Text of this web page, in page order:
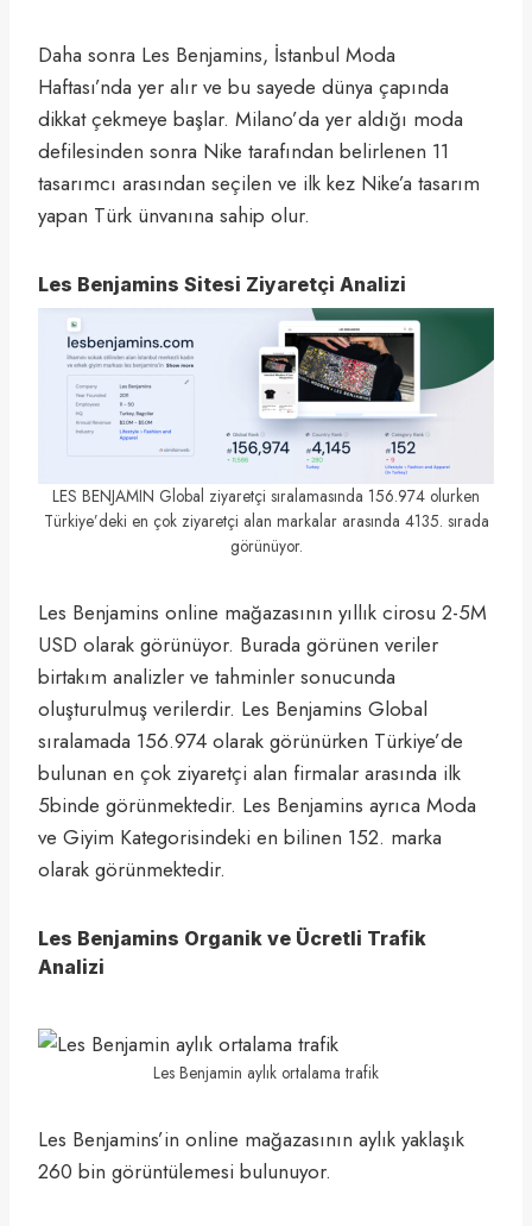
Daha sonra Les Benjamins, İstanbul Moda
Haftası’nda yer alır ve bu sayede dünya çapında
dikkat çekmeye başlar. Milano’da yer aldığı moda
defilesinden sonra Nike tarafından belirlenen 11
tasarımcı arasından seçilen ve ilk kez Nike’a tasarım
yapan Türk ünvanına sahip olur.
Les Benjamins Sitesi Ziyaretçi Analizi
LES BENJAMIN Global ziyaretçi sıralamasında 156.974 olurken
Türkiye’deki en çok ziyaretçi alan markalar arasında 4135. sırada
görünüyor.
Les Benjamins online mağazasının yıllık cirosu 2-5M
USD olarak görünüyor. Burada görünen veriler
birtakım analizler ve tahminler sonucunda
oluşturulmuş verilerdir. Les Benjamins Global
sıralamada 156.974 olarak görünürken Türkiye’de
bulunan en çok ziyaretçi alan firmalar arasında ilk
5binde görünmektedir. Les Benjamins ayrıca Moda
ve Giyim Kategorisindeki en bilinen 152. marka
olarak görünmektedir.
Les Benjamins Organik ve Ücretli Trafik
Analizi
Les Benjamin aylık ortalama trafik
Les Benjamins’in online mağazasının aylık yaklaşık
260 bin görüntülemesi bulunuyor.